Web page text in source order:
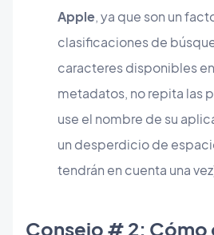
Apple, ya que son un
clasificaciones de
caracteres disponibles
metadatos, no repita las
use el nombre de su
un desperdicio de
tendrán en cuenta una
Consejo # 2: Cómo